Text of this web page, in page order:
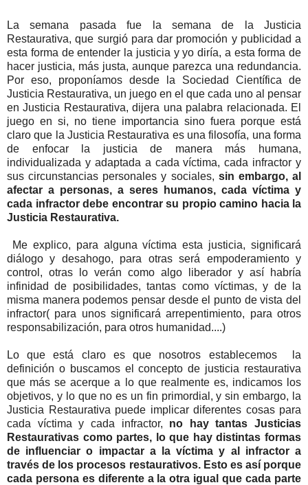
La semana pasada fue la semana de la Justicia
Restaurativa, que surgió para dar promoción y publicidad a
esta forma de entender la justicia y yo diría, a esta forma de
hacer justicia, más justa, aunque parezca una redundancia.
Por eso, proponíamos desde la Sociedad Científica de
Justicia Restaurativa, un juego en el que cada uno al pensar
en Justicia Restaurativa, dijera una palabra relacionada. El
juego en si, no tiene importancia sino fuera porque está
claro que la Justicia Restaurativa es una filosofía, una forma
de enfocar la justicia de manera más humana,
individualizada y adaptada a cada víctima, cada infractor y
sus circunstancias personales y sociales, sin embargo, al
afectar a personas, a seres humanos, cada víctima y
cada infractor debe encontrar su propio camino hacia la
Justicia Restaurativa.
Me explico, para alguna víctima esta justicia, significará
diálogo y desahogo, para otras será empoderamiento y
control, otras lo verán como algo liberador y así habría
infinidad de posibilidades, tantas como víctimas, y de la
misma manera podemos pensar desde el punto de vista del
infractor( para unos significará arrepentimiento, para otros
responsabilización, para otros humanidad....)
Lo que está claro es que nosotros establecemos la
definición o buscamos el concepto de justicia restaurativa
que más se acerque a lo que realmente es, indicamos los
objetivos, y lo que no es un fin primordial, y sin embargo, la
Justicia Restaurativa puede implicar diferentes cosas para
cada víctima y cada infractor, no hay tantas Justicias
Restaurativas como partes, lo que hay distintas formas
de influenciar o impactar a la víctima y al infractor a
través de los procesos restaurativos. Esto es así porque
cada persona es diferente a la otra igual que cada parte